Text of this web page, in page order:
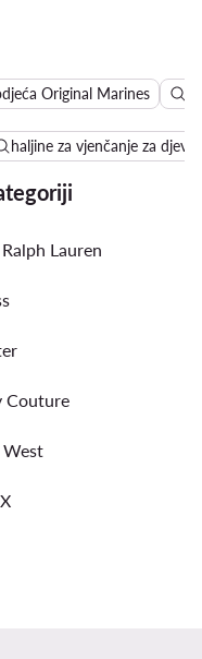
Original Marines
haljine za vjenčanje za
Lauren
Couture
West